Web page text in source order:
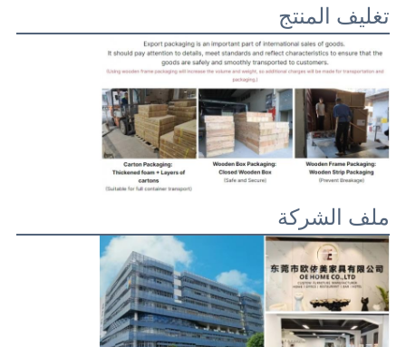
تغليف المنتج
ملف الشركة